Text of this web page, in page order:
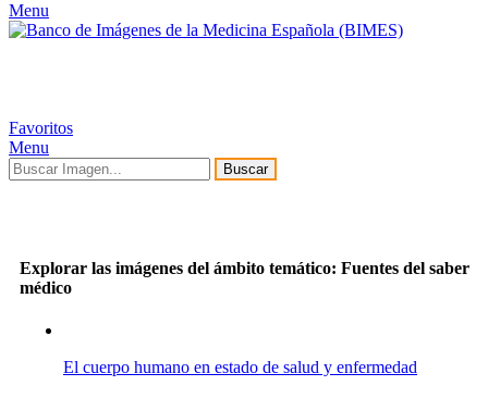
Menu
Favoritos
Menu
Buscar
Explorar las imágenes del ámbito temático: Fuentes del saber
médico
El cuerpo humano en estado de salud y enfermedad